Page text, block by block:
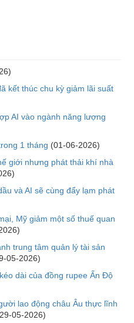
kết thúc chu kỳ giảm lãi suất
AI vào ngành năng lượng
1 tháng (01-06-2026)
giới nhưng phát thải khí nhà
và AI sẽ cùng đẩy lạm phát
Mỹ giảm một số thuế quan
trung tâm quản lý tài sản
05-2026)
dài của đồng rupee Ấn Độ
lao động châu Âu thực lĩnh
05-2026)